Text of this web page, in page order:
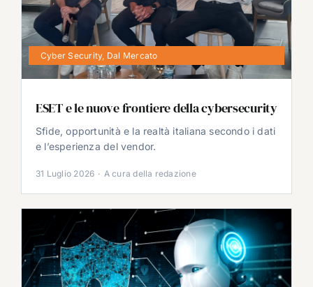
Cyber Security, Dal Mercato
ESET e le nuove frontiere della cybersecurity
Sfide, opportunità e la realtà italiana secondo i dati
e l’esperienza del vendor.
31 Luglio 2026 · A cura della redazione